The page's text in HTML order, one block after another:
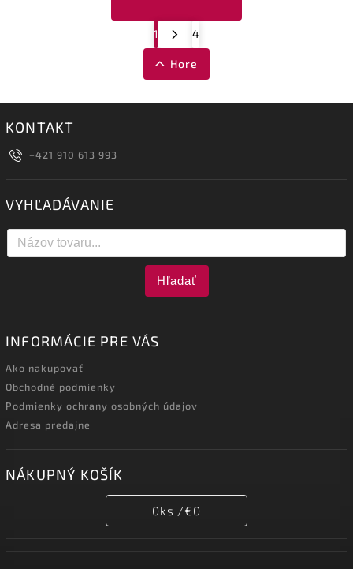
1 4
Hore
KONTAKT
+421 910 613 993
VYHĽADÁVANIE
Hľadať
INFORMÁCIE PRE VÁS
Ako nakupovať
Obchodné podmienky
Podmienky ochrany osobných údajov
Adresa predajne
NÁKUPNÝ KOŠÍK
0ks /€0